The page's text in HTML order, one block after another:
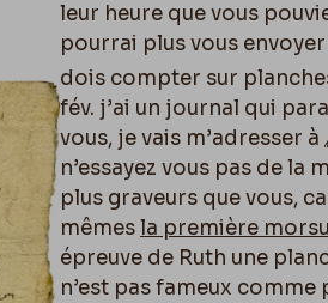
leur heure que vous
pourrai plus vous
dois compter sur
fév. j’ai un journal qui
vous, je vais m’adresser à
n’essayez vous pas de la
plus graveurs que vous,
mêmesla première
épreuve de Ruth une
n’est pas fameux